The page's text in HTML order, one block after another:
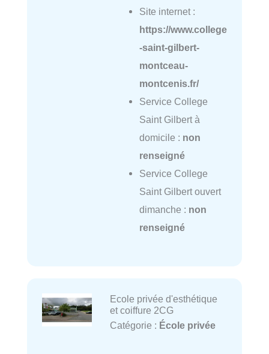
Site internet :
https://www.college
-saint-gilbert-
montceau-
montcenis.fr/
Service College
Saint Gilbert à
domicile : non
renseigné
Service College
Saint Gilbert ouvert
dimanche : non
renseigné
Ecole privée d'esthétique
et coiffure 2CG
Catégorie : École privée